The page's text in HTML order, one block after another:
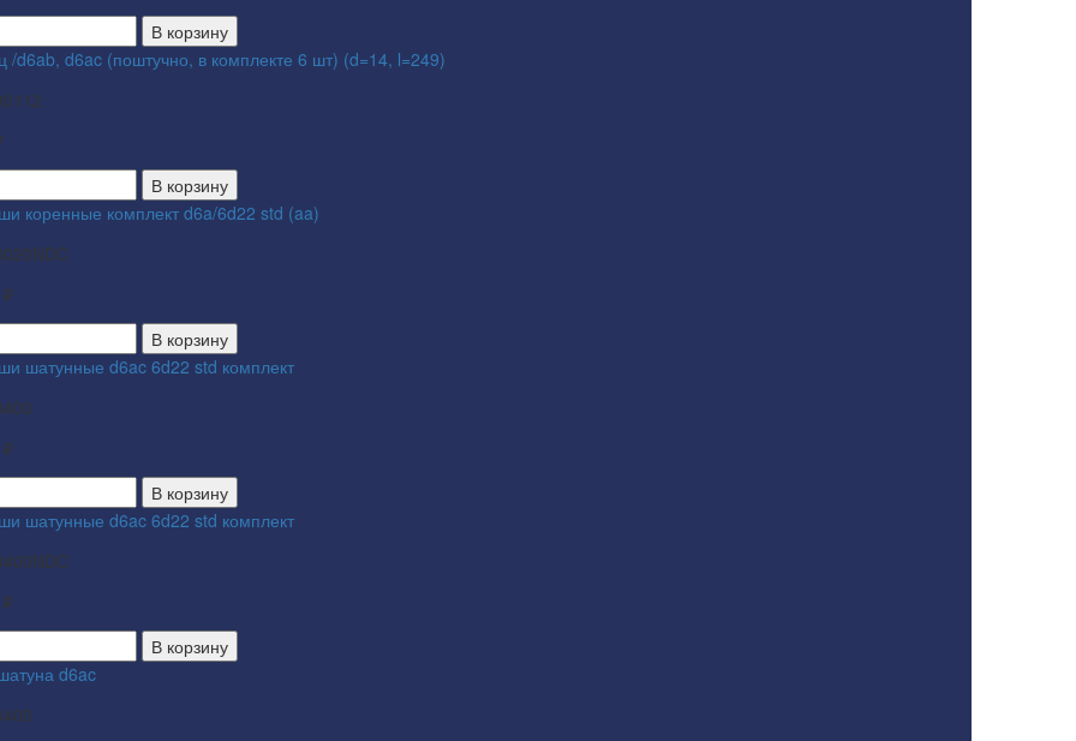
В корзину
/d6ab, d6ac (поштучно, в комплекте 6 шт) (d=14, l=249)
В корзину
коренные комплект d6a/6d22 std (aa)
В корзину
шатунные d6ac 6d22 std комплект
В корзину
шатунные d6ac 6d22 std комплект
В корзину
d6ac